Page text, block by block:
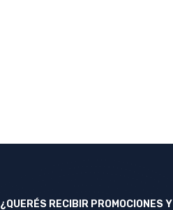
¿QUERÉS RECIBIR PROMOCIONES Y